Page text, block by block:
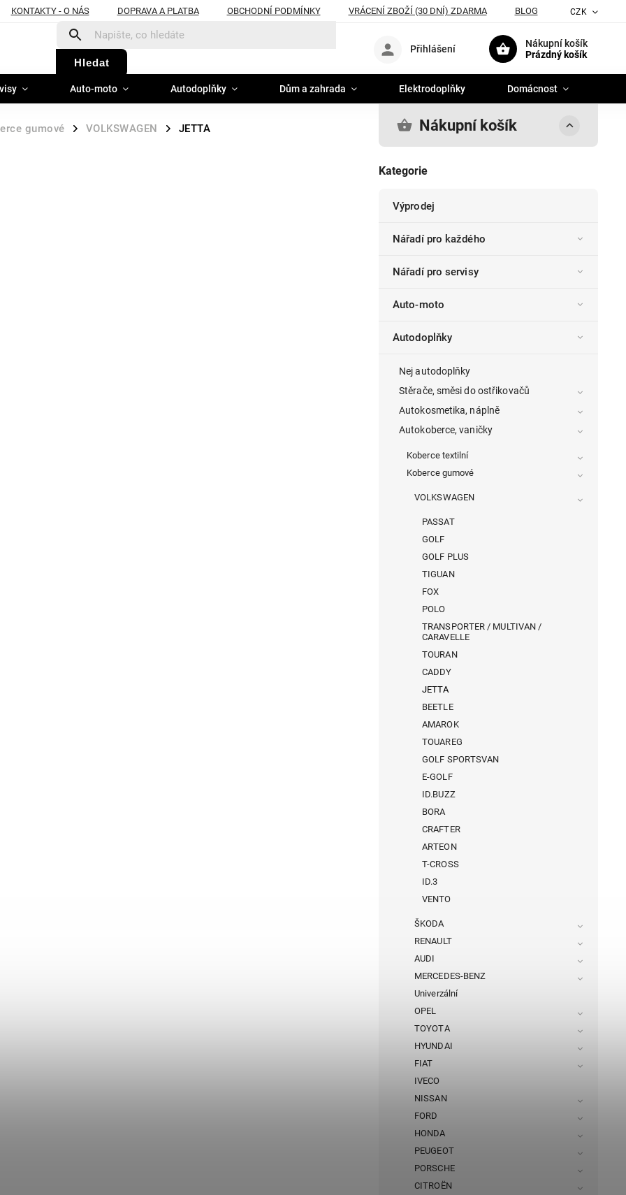
KONTAKTY - O NÁS DOPRAVA A PLATBA OBCHODNÍ PODMÍNKY VRÁCENÍ ZBOŽÍ (30 DNÍ) ZDARMA BLOG CZK
Hledat
Nákupní košík
Prázdný košík
Přihlášení
Auto-moto Autodoplňky Dům a zahrada Elektrodoplňky Domácnost
gumové / VOLKSWAGEN / JETTA Nákupní košík
Kategorie
Výprodej
Nářadí pro každého
Nářadí pro servisy
Auto-moto
Autodoplňky
Nej autodoplňky
Stěrače, směsi do ostřikovačů
Autokosmetika, náplně
Autokoberce, vaničky
Koberce textilní
Koberce gumové
VOLKSWAGEN
PASSAT
GOLF
GOLF PLUS
TIGUAN
FOX
POLO
TRANSPORTER / MULTIVAN /
CARAVELLE
TOURAN
CADDY
JETTA
BEETLE
AMAROK
TOUAREG
GOLF SPORTSVAN
E-GOLF
ID.BUZZ
BORA
CRAFTER
ARTEON
T-CROSS
ID.3
VENTO
ŠKODA
RENAULT
AUDI
MERCEDES-BENZ
Univerzální
OPEL
TOYOTA
HYUNDAI
FIAT
IVECO
NISSAN
FORD
HONDA
PEUGEOT
PORSCHE
CITROËN